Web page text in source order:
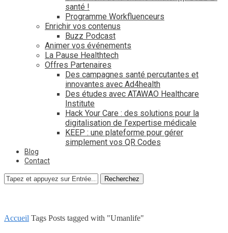
santé !
Programme Workfluenceurs
Enrichir vos contenus
Buzz Podcast
Animer vos événements
La Pause Healthtech
Offres Partenaires
Des campagnes santé percutantes et
innovantes avec Ad4health
Des études avec ATAWAO Healthcare
Institute
Hack Your Care : des solutions pour la
digitalisation de l’expertise médicale
KEEP : une plateforme pour gérer
simplement vos QR Codes
Blog
Contact
Recherchez
Accueil Tags Posts tagged with "Umanlife"